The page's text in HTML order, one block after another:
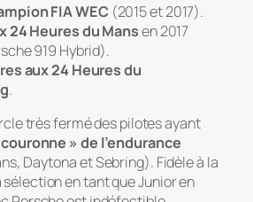
FIA WEC (2015 et 2017).
24 Heures du Mansen 2017
919 Hybrid).
aux 24 Heures du
.
très fermé des pilotes ayant
» de l’endurance
Daytona et Sebring). Fidèle à la
en tant que Junior en